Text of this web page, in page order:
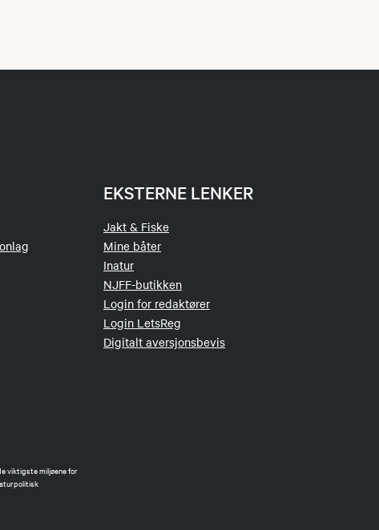
EKSTERNE LENKER
Jakt & Fiske
Mine båter
Inatur
NJFF-butikken
Login for redaktører
Login LetsReg
Digitalt aversjonsbevis
viktigste miljøene for